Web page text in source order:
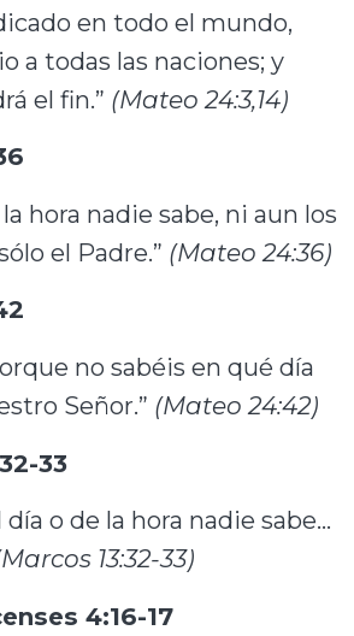
en todo el mundo,
a todas las naciones; y
el fin.” (Mateo 24:3,14)
hora nadie sabe, ni aun los
el Padre.” (Mateo 24:36)
no sabéis en qué día
Señor.” (Mateo 24:42)
33
día o de la hora nadie sabe…
13:32-33)
4:16-17